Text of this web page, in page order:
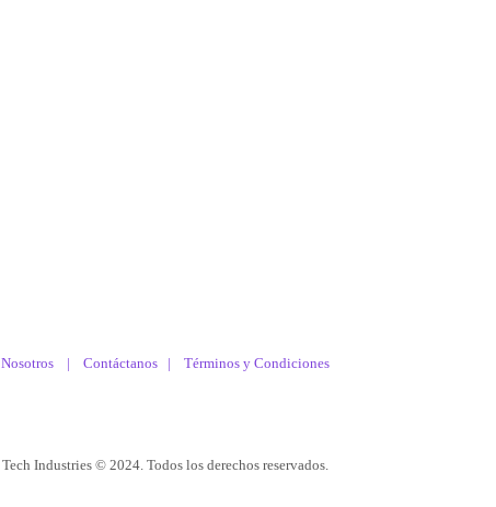
Nosotros | Contáctanos Términos y Condiciones
Tech Industries © 2024. Todos los derechos reservados.